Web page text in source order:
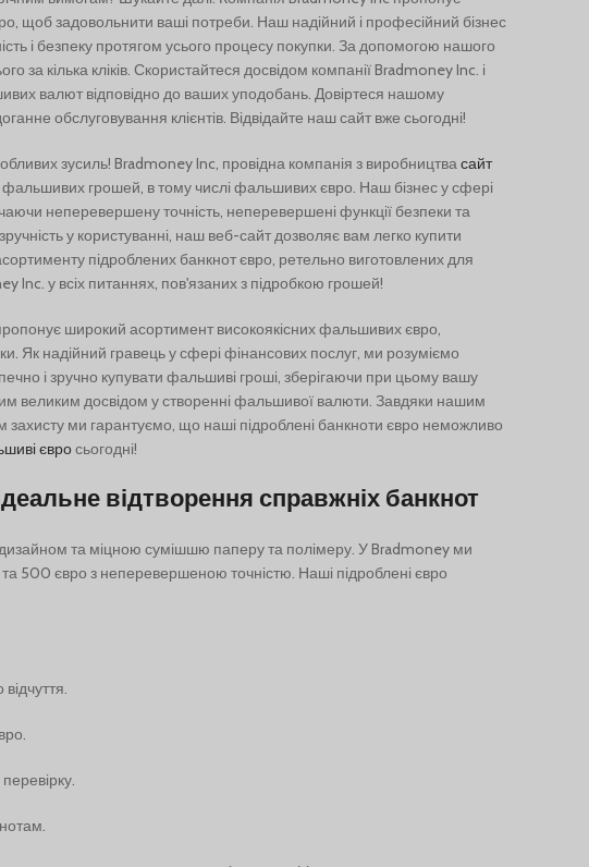
щоб задовольнити ваші потреби. Наш надійний і професійний бізнес
і безпеку протягом усього процесу покупки. За допомогою нашого
за кілька кліків. Скористайтеся досвідом компанії Bradmoney Inc. і
валют відповідно до ваших уподобань. Довіртеся нашому
обслуговування клієнтів. Відвідайте наш сайт вже сьогодні!
зусиль! Bradmoney Inc, провідна компанія з виробництвасайт
фальшивих грошей, в тому числі фальшивих євро. Наш бізнес у сфері
неперевершену точність, неперевершені функції безпеки та
у користуванні, наш веб-сайт дозволяє вам легко купити
підроблених банкнот євро, ретельно виготовлених для
Inc. у всіх питаннях, пов'язаних з підробкою грошей!
широкий асортимент високоякісних фальшивих євро,
Як надійний гравець у сфері фінансових послуг, ми розуміємо
і зручно купувати фальшиві гроші, зберігаючи при цьому вашу
великим досвідом у створенні фальшивої валюти. Завдяки нашим
ми гарантуємо, що наші підроблені банкноти євро неможливо
євросьогодні!
відтворення справжніх банкнот
та міцною сумішшю паперу та полімеру. У Bradmoney ми
500 євро з неперевершеною точністю. Наші підроблені євро
Türkçe
Português
Русский
Български
Română
Nederlands (België)
Français de Belgique
Español de México
Deutsch (Österreich)
English (UK)
English (New Zealand)
Français du Canada
Deutsch (Schweiz)
Қазақ тілі